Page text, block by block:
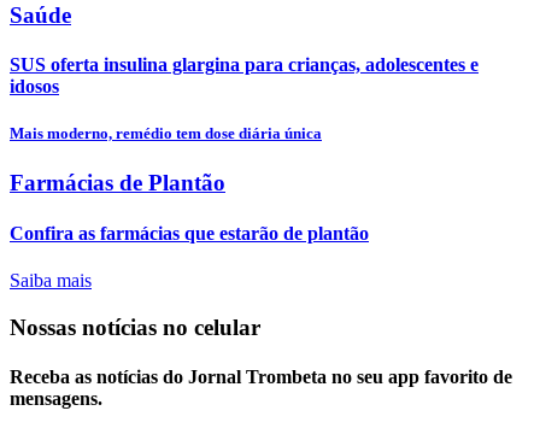
Saúde
SUS oferta insulina glargina para crianças, adolescentes e
idosos
Mais moderno, remédio tem dose diária única
Farmácias de Plantão
Confira as farmácias que estarão de plantão
Saiba mais
Nossas notícias no celular
Receba as notícias do Jornal Trombeta no seu app favorito de
mensagens.